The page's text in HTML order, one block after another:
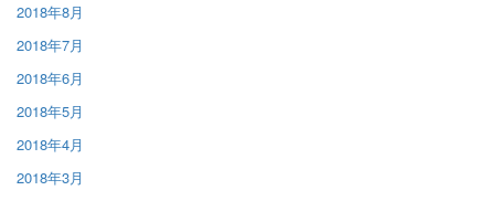
2018年8月
2018年7月
2018年6月
2018年5月
2018年4月
2018年3月